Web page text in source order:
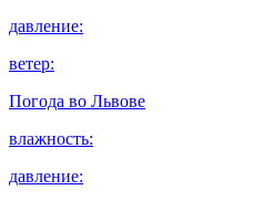
давление:
ветер:
Погода во Львове
влажность:
давление: